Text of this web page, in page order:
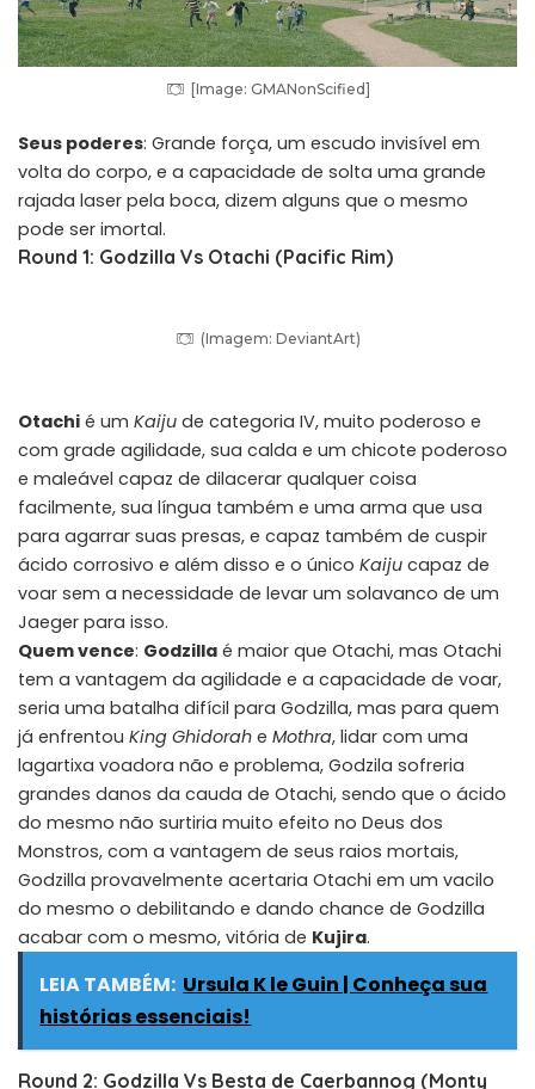
[Image: GMANonScified]
Seus poderes: Grande força, um escudo invisível em
volta do corpo, e a capacidade de solta uma grande
rajada laser pela boca, dizem alguns que o mesmo
pode ser imortal.
Round 1: Godzilla Vs Otachi (Pacific Rim)
(Imagem: DeviantArt)
Otachi é um Kaiju de categoria IV, muito poderoso e
com grade agilidade, sua calda e um chicote poderoso
e maleável capaz de dilacerar qualquer coisa
facilmente, sua língua também e uma arma que usa
para agarrar suas presas, e capaz também de cuspir
ácido corrosivo e além disso e o único Kaiju capaz de
voar sem a necessidade de levar um solavanco de um
Jaeger para isso.
Quem vence: Godzilla é maior que Otachi, mas Otachi
tem a vantagem da agilidade e a capacidade de voar,
seria uma batalha difícil para Godzilla, mas para quem
já enfrentou King Ghidorah e Mothra, lidar com uma
lagartixa voadora não e problema, Godzila sofreria
grandes danos da cauda de Otachi, sendo que o ácido
do mesmo não surtiria muito efeito no Deus dos
Monstros, com a vantagem de seus raios mortais,
Godzilla provavelmente acertaria Otachi em um vacilo
do mesmo o debilitando e dando chance de Godzilla
acabar com o mesmo, vitória de Kujira.
LEIA TAMBÉM: Ursula K le Guin | Conheça sua
histórias essenciais!
Round 2: Godzilla Vs Besta de Caerbannog (Monty